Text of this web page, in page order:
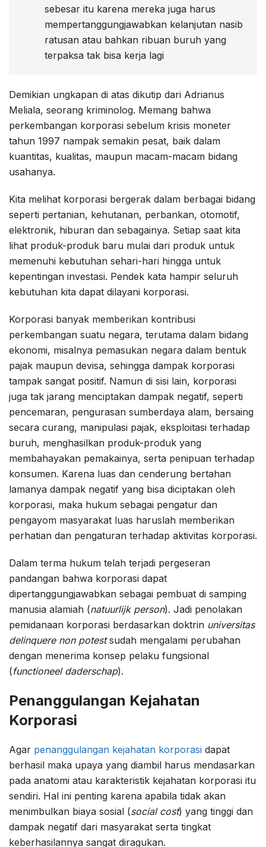
sebesar itu karena mereka juga harus
mempertanggungjawabkan kelanjutan nasib
ratusan atau bahkan ribuan buruh yang
terpaksa tak bisa kerja lagi
Demikian ungkapan di atas dikutip dari Adrianus
Meliala, seorang kriminolog. Memang bahwa
perkembangan korporasi sebelum krisis moneter
tahun 1997 nampak semakin pesat, baik dalam
kuantitas, kualitas, maupun macam-macam bidang
usahanya.
Kita melihat korporasi bergerak dalam berbagai bidang
seperti pertanian, kehutanan, perbankan, otomotif,
elektronik, hiburan dan sebagainya. Setiap saat kita
lihat produk-produk baru mulai dari produk untuk
memenuhi kebutuhan sehari-hari hingga untuk
kepentingan investasi. Pendek kata hampir seluruh
kebutuhan kita dapat dilayani korporasi.
Korporasi banyak memberikan kontribusi
perkembangan suatu negara, terutama dalam bidang
ekonomi, misalnya pemasukan negara dalam bentuk
pajak maupun devisa, sehingga dampak korporasi
tampak sangat positif. Namun di sisi lain, korporasi
juga tak jarang menciptakan dampak negatif, seperti
pencemaran, pengurasan sumberdaya alam, bersaing
secara curang, manipulasi pajak, eksploitasi terhadap
buruh, menghasilkan produk-produk yang
membahayakan pemakainya, serta penipuan terhadap
konsumen. Karena luas dan cenderung bertahan
lamanya dampak negatif yang bisa diciptakan oleh
korporasi, maka hukum sebagai pengatur dan
pengayom masyarakat luas haruslah memberikan
perhatian dan pengaturan terhadap aktivitas korporasi.
Dalam terma hukum telah terjadi pergeseran
pandangan bahwa korporasi dapat
dipertanggungjawabkan sebagai pembuat di samping
manusia alamiah (natuurlijk person). Jadi penolakan
pemidanaan korporasi berdasarkan doktrin universitas
delinquere non potestsudah mengalami perubahan
dengan menerima konsep pelaku fungsional
(functioneel daderschap).
Penanggulangan Kejahatan
Korporasi
Agar penanggulangan kejahatan korporasi dapat
berhasil maka upaya yang diambil harus mendasarkan
pada anatomi atau karakteristik kejahatan korporasi itu
sendiri. Hal ini penting karena apabila tidak akan
menimbulkan biaya sosial (social cost) yang tinggi dan
dampak negatif dari masyarakat serta tingkat
keberhasilannya sangat diragukan.